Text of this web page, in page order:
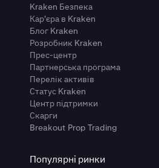
Kraken Безпека
Кар'єра в Kraken
Блог Kraken
Розробник Kraken
Прес-центр
Партнерська програма
Перелік активів
Статус Kraken
Центр підтримки
Скарги
Breakout Prop Trading
Популярні ринки